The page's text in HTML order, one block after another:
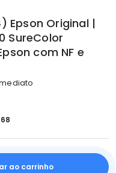
Epson Original |
SureColor
com NF e
ao carrinho